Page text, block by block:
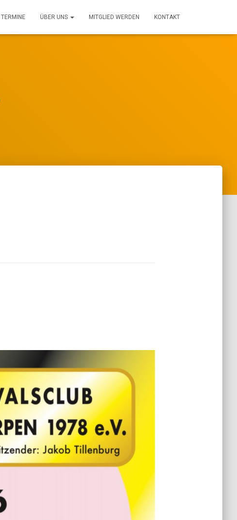
TERMINE ÜBER UNS MITGLIED WERDEN KONTAKT